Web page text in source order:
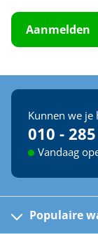
Aanmelden
Kunnen we je
010 -
Vandaag
Populaire